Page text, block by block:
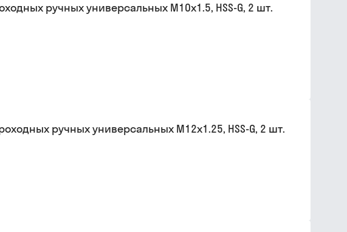
ручных универсальных М10х1.5, HSS-G, 2 шт.
ручных универсальных М12х1.25, HSS-G, 2 шт.